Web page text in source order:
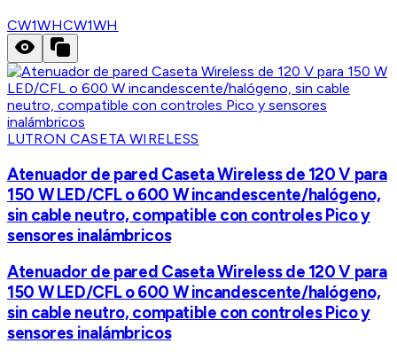
CW1WHCW1WH
LUTRON CASETA WIRELESS
Atenuador de pared Caseta Wireless de 120 V para
150 W LED/CFL o 600 W incandescente/halógeno,
sin cable neutro, compatible con controles Pico y
sensores inalámbricos
Atenuador de pared Caseta Wireless de 120 V para
150 W LED/CFL o 600 W incandescente/halógeno,
sin cable neutro, compatible con controles Pico y
sensores inalámbricos